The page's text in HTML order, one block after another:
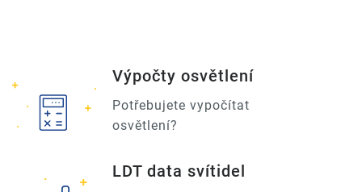
Výpočty osvětlení
Potřebujete vypočítat
osvětlení?
LDT data svítidel